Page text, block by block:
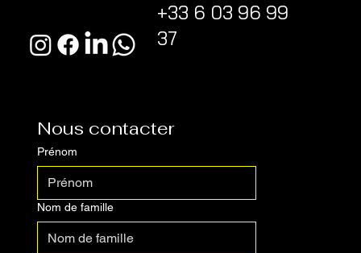
com
+33 6 03 96 99
Nous contacter
Prénom
Nom de famille